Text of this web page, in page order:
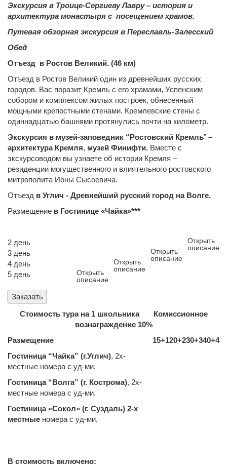
Экскурсия в Троице-Сергиеву Лавру – история и
архитектура монастыря с посещением храмов.
Путевая обзорная экскурсия в Переславль-Залесский
Обед
Отъезд в Ростов Великий. (46 км)
Отъезд в Ростов Великий один из древнейших русских
городов. Вас поразит Кремль с его храмами, Успенским
собором и комплексом жилых построек, обнесенный
мощными крепостными стенами. Кремлевские стены с
одиннадцатью башнями протянулись почти на километр.
Экскурсия в музей-заповедник “Ростовский Кремль” –
архитектура Кремля, музей Финифти. Вместе с
экскурсоводом вы узнаете об истории Кремля –
резиденции могущественного и влиятельного ростовского
митрополита Ионы Сысоевича.
Отъезд в Углич - Древнейший русский город на Волге.
Размещение в Гостинице «Чайка»***
Открыть
описание
2 день
Открыть
описание
3 день
Открыть
описание
4 день
Открыть
описание
5 день
Заказать
Стоимость тура на 1 школьника Комиссионное
вознаграждение 10%
Размещение
15+120+230+340+4
Гостиница “Чайка” (г.Углич), 2х-
местные номера с уд-ми.
Гостиница “Волга” (г. Кострома), 2х-
местные номера с уд-ми.
Гостиница «Сокол» (г. Суздаль) 2-х
местные номера с уд-ми,
В стоимость включено: